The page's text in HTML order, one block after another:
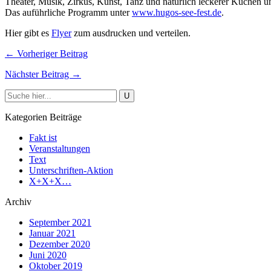
Das auführliche Programm unterwww.hugos-see-fest.de.
Hier gibt es Flyerzum ausdrucken und verteilen.
← Vorheriger Beitrag
Nächster Beitrag →
Kategorien Beiträge
Fakt ist
Veranstaltungen
Text
Unterschriften-Aktion
X+X+X…
Archiv
September 2021
Januar 2021
Dezember 2020
Juni 2020
Oktober 2019